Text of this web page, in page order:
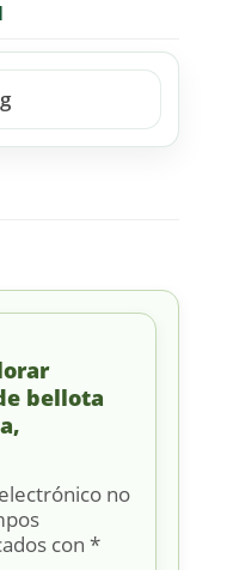
bellota
no
con *